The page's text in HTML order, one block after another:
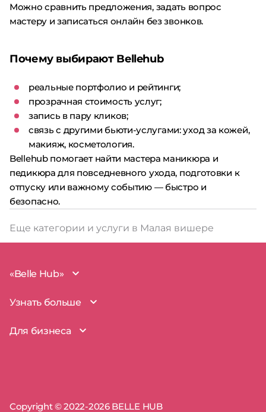
Можно сравнить предложения, задать вопрос
мастеру и записаться онлайн без звонков.
Почему выбирают Bellehub
реальные портфолио и рейтинги;
прозрачная стоимость услуг;
запись в пару кликов;
связь с другими бьюти-услугами: уход за кожей,
макияж, косметология.
Bellehub помогает найти мастера маникюра и
педикюра для повседневного ухода, подготовки к
отпуску или важному событию — быстро и
безопасно.
Еще категории и услуги в Малая вишере
«Belle Hub»
О проекте
Наша команда
Узнать больше
BelleHub для вас
Отзывы
Для бизнеса
Запросы прав на бизнес
Copyright © 2022-2026 BELLE HUB